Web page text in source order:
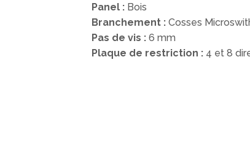
Panel : Bois
Branchement :Cosses
Pas de vis :6 mm
Plaque de restriction : 4 et 8